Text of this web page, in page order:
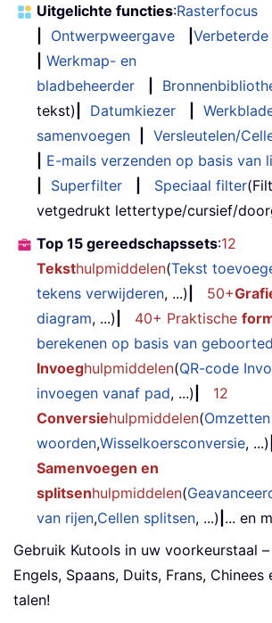
Uitgelichte functies:Rasterfocus
Ontwerpweergave
Werkmap- en
bladbeheerder
tekst)
Datumkiezer
samenvoegen
Versleutelen/
E-mails verzenden op basis van
Superfilter Speciaal filter
vetgedrukt lettertype/cursief/
Top 15 gereedschapssets:12
Teksthulpmiddelen(Tekst
tekens verwijderen, ...) 50+
diagram, ...) 40+ Praktische
berekenen op basis van
Invoeghulpmiddelen(QR-code
invoegen vanaf pad, ...)
12
Conversiehulpmiddelen(
woorden,Wisselkoersconversie, ...)
Samenvoegen en
splitsenhulpmiddelen(
van rijen,Cellen splitsen, ...) ... en
Gebruik Kutools in uw voorkeurstaal
Engels, Spaans, Duits, Frans,
talen!